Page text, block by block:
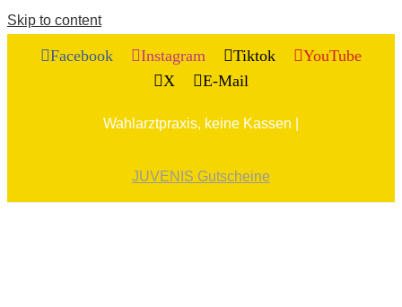
Skip to content
Facebook Instagram Tiktok
YouTube
X
E-Mail
Wahlarztpraxis, keine Kassen |
JUVENIS Gutscheine